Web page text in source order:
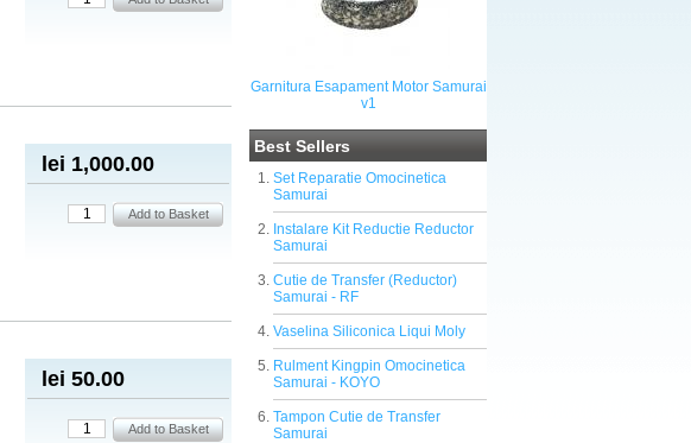
Garnitura Esapament Motor Samurai
v1
Best Sellers
Set Reparatie Omocinetica
Samurai
Instalare Kit Reductie Reductor
Samurai
Cutie de Transfer (Reductor)
Samurai - RF
Vaselina Siliconica Liqui Moly
Rulment Kingpin Omocinetica
Samurai - KOYO
Tampon Cutie de Transfer
Samurai
lei 1,000.00
lei 50.00